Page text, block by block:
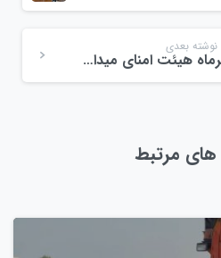
نوشته بعدی
جلسه چهارم تیرماه هیئت امنای میدان بار ولیعصر رشت
های مرتبط